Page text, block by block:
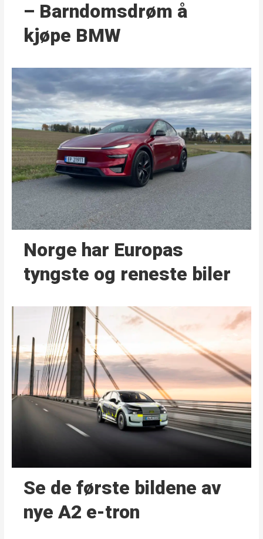
– Barndoms­drøm å
kjøpe BMW
Norge har Europas
tyngste og reneste biler
Se de første bildene av
nye A2 e-tron